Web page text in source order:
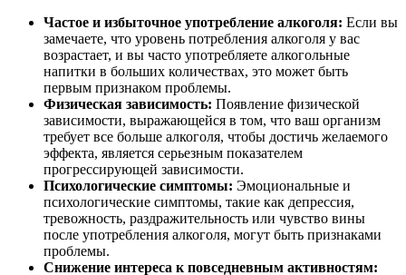
Частое и избыточное употребление алкоголя: Если вы
замечаете, что уровень потребления алкоголя у вас
возрастает, и вы часто употребляете алкогольные
напитки в больших количествах, это может быть
первым признаком проблемы.
Физическая зависимость: Появление физической
зависимости, выражающейся в том, что ваш организм
требует все больше алкоголя, чтобы достичь желаемого
эффекта, является серьезным показателем
прогрессирующей зависимости.
Психологические симптомы: Эмоциональные и
психологические симптомы, такие как депрессия,
тревожность, раздражительность или чувство вины
после употребления алкоголя, могут быть признаками
проблемы.
Снижение интереса к повседневным активностям: